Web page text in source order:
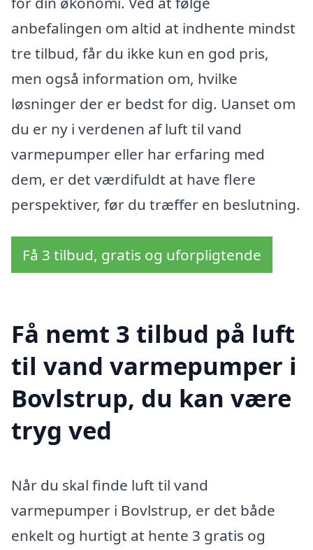
anbefalingen om altid at indhente mindst
tre tilbud, får du ikke kun en god pris,
men også information om, hvilke
løsninger der er bedst for dig. Uanset om
du er ny i verdenen af luft til vand
varmepumper eller har erfaring med
dem, er det værdifuldt at have flere
perspektiver, før du træffer en beslutning.
Få 3 tilbud, gratis og uforpligtende
Få nemt 3 tilbud på luft
til vand varmepumper i
Bovlstrup, du kan være
tryg ved
Når du skal finde luft til vand
varmepumper i Bovlstrup, er det både
enkelt og hurtigt at hente 3 gratis og